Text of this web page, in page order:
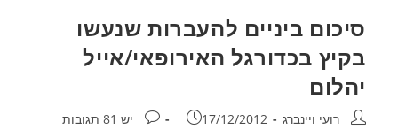
סיכום ביניים להעברות שנעשו
בקיץ בכדורגל האירופאי/אייל
יהלום
מחבר:רועי ויינברג פורסם:
17/12/2012 תגובות:
יש 81 תגובות